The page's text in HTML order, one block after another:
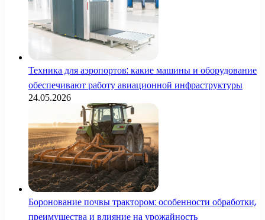
Техника для аэропортов: какие машины и оборудование
обеспечивают работу авиационной инфраструктуры
24.05.2026
Боронование почвы трактором: особенности обработки,
преимущества и влияние на урожайность